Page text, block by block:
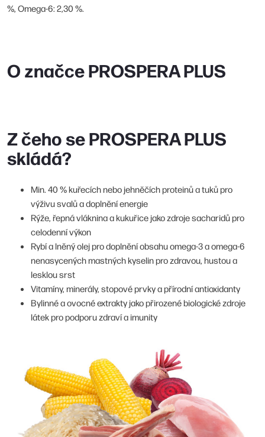
%, Omega-6: 2,30 %.
O značce PROSPERA PLUS
Z čeho se PROSPERA PLUS
skládá?
Min. 40 % kuřecích nebo jehněčích proteinů a tuků pro
výživu svalů a doplnění energie
Rýže, řepná vláknina a kukuřice jako zdroje sacharidů pro
celodenní výkon
Rybí a lněný olej pro doplnění obsahu omega-3 a omega-6
nenasycených mastných kyselin pro zdravou, hustou a
lesklou srst
Vitamíny, minerály, stopové prvky a přírodní antioxidanty
Bylinné a ovocné extrakty jako přirozené biologické zdroje
látek pro podporu zdraví a imunity